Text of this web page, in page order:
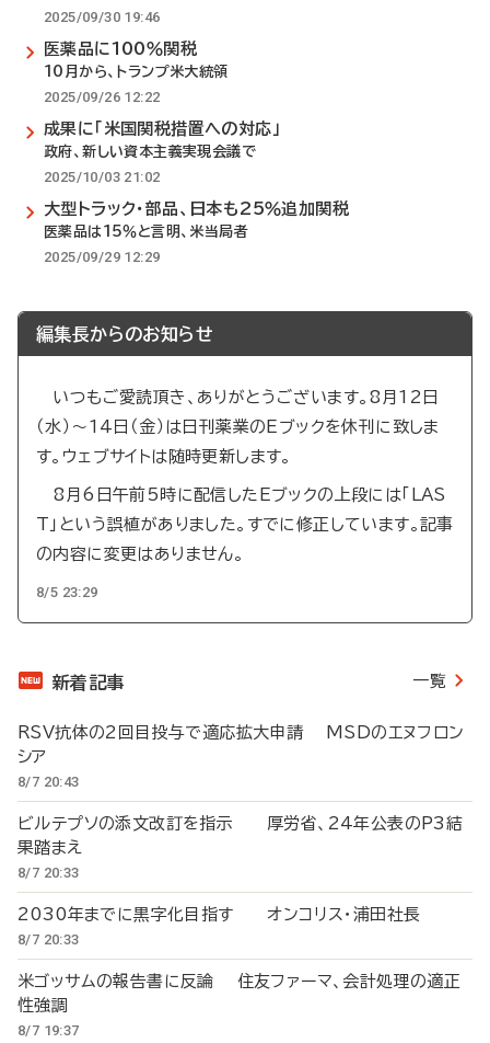
2025/09/30 19:46
医薬品に100％関税
10月から、トランプ米大統領
2025/09/26 12:22
成果に「米国関税措置への対応」
政府、新しい資本主義実現会議で
2025/10/03 21:02
大型トラック・部品、日本も25％追加関税
医薬品は15％と言明、米当局者
2025/09/29 12:29
編集長からのお知らせ
いつもご愛読頂き、ありがとうございます。8月12日
（水）～14日（金）は日刊薬業のEブックを休刊に致しま
す。ウェブサイトは随時更新します。
8月6日午前5時に配信したEブックの上段には「LAS
T」という誤植がありました。すでに修正しています。記事
の内容に変更はありません。
8/5 23:29
新着記事 一覧
RSV抗体の2回目投与で適応拡大申請 MSDのエヌフロン
シア
8/7 20:43
ビルテプソの添文改訂を指示 厚労省、24年公表のP3結
果踏まえ
8/7 20:33
2030年までに黒字化目指す オンコリス・浦田社長
8/7 20:33
米ゴッサムの報告書に反論 住友ファーマ、会計処理の適正
性強調
8/7 19:37